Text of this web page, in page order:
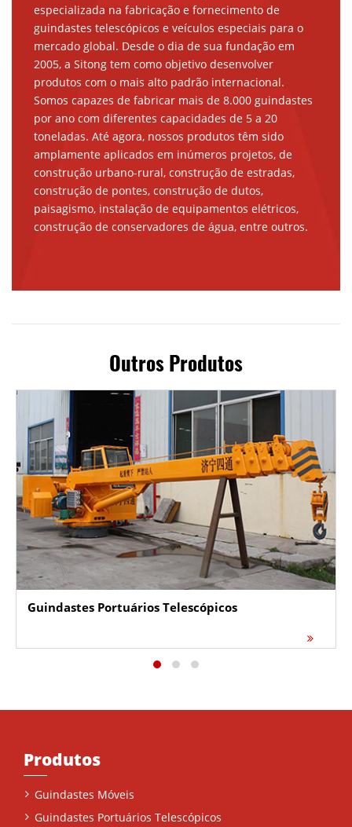
especializada na fabricação e fornecimento de
guindastes telescópicos e veículos especiais para o
mercado global. Desde o dia de sua fundação em
2005, a Sitong tem como objetivo desenvolver
produtos com o mais alto padrão internacional.
Somos capazes de fabricar mais de 8.000 guindastes
por ano com diferentes capacidades de 5 a 20
toneladas. Até agora, nossos produtos têm sido
amplamente aplicados em inúmeros projetos, de
construção urbano-rural, construção de estradas,
construção de pontes, construção de dutos,
paisagismo, instalação de equipamentos elétricos,
construção de conservadores de água, entre outros.
Outros Produtos
Guindastes Portuários Telescópicos
Produtos
Guindastes Móveis
Guindastes Portuários Telescópicos